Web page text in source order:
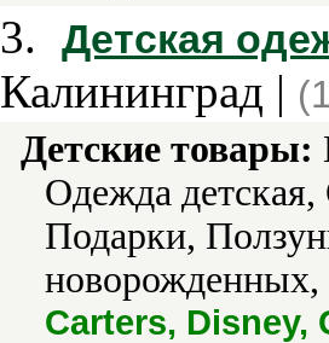
3. Детская
Калининград |
Детские товары:
Одежда
Подарки,
новорожденных,
Carters, Disney,